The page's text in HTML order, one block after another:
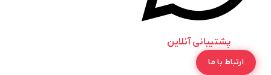
پشتیبانی آنلاین
ارتباط با ما